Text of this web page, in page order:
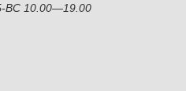
10.00—19.00